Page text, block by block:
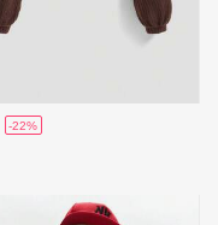
-22%